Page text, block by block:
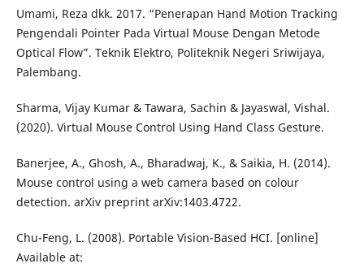
Umami, Reza dkk. 2017. “Penerapan Hand Motion Tracking
Pengendali Pointer Pada Virtual Mouse Dengan Metode
Optical Flow”. Teknik Elektro, Politeknik Negeri Sriwijaya,
Palembang.
Sharma, Vijay Kumar & Tawara, Sachin & Jayaswal, Vishal.
(2020). Virtual Mouse Control Using Hand Class Gesture.
Banerjee, A., Ghosh, A., Bharadwaj, K., & Saikia, H. (2014).
Mouse control using a web camera based on colour
detection. arXiv preprint arXiv:1403.4722.
Chu-Feng, L. (2008). Portable Vision-Based HCI. [online]
Available at: